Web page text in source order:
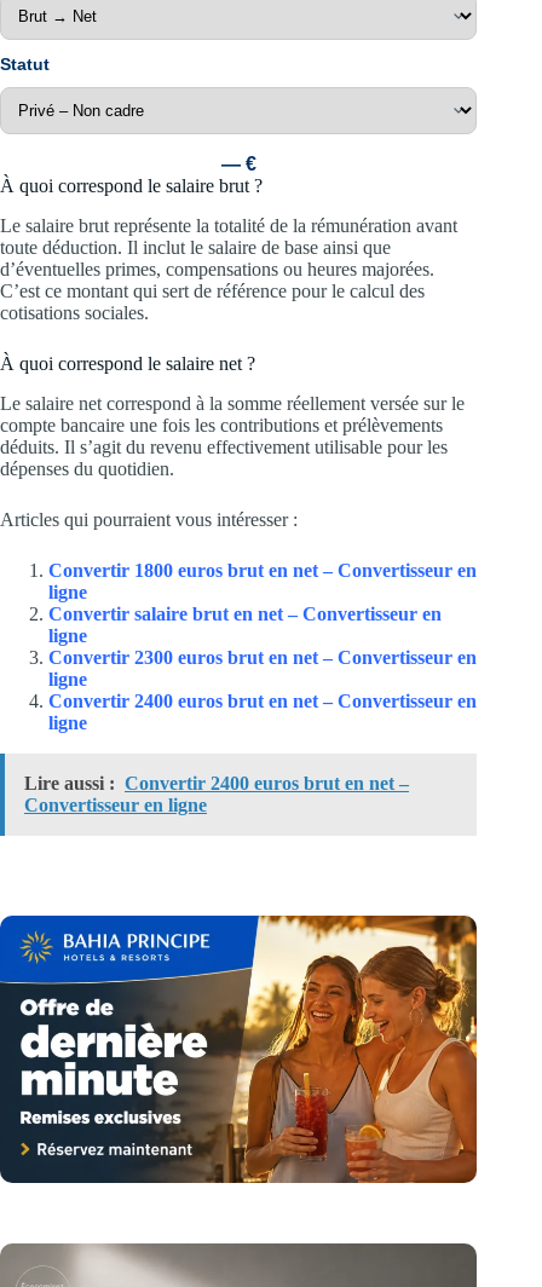
Statut
— €
À quoi correspond le salaire brut ?
Le salaire brut représente la totalité de la rémunération avant
toute déduction. Il inclut le salaire de base ainsi que
d’éventuelles primes, compensations ou heures majorées.
C’est ce montant qui sert de référence pour le calcul des
cotisations sociales.
À quoi correspond le salaire net ?
Le salaire net correspond à la somme réellement versée sur le
compte bancaire une fois les contributions et prélèvements
déduits. Il s’agit du revenu effectivement utilisable pour les
dépenses du quotidien.
Articles qui pourraient vous intéresser :
Convertir 1800 euros brut en net – Convertisseur en
ligne
Convertir salaire brut en net – Convertisseur en
ligne
Convertir 2300 euros brut en net – Convertisseur en
ligne
Convertir 2400 euros brut en net – Convertisseur en
ligne
Lire aussi : Convertir 2400 euros brut en net –
Convertisseur en ligne